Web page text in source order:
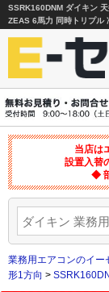
SSRK160DNM ダイキン
ZEAS 6馬力 同時トリプル
当店は
設置入替
◆
業務用エアコンのイー
形1方向 >